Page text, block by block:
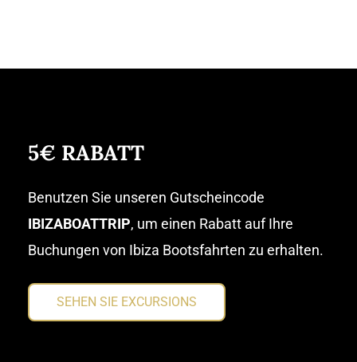
5€ RABATT
Benutzen Sie unseren Gutscheincode
IBIZABOATTRIP, um einen Rabatt auf Ihre
Buchungen von Ibiza Bootsfahrten zu erhalten.
SEHEN SIE EXCURSIONS